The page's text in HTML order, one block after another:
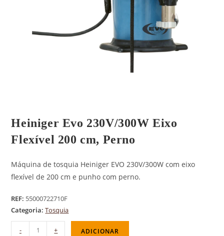
Heiniger Evo 230V/300W Eixo
Flexível 200 cm, Perno
Máquina de tosquia Heiniger EVO 230V/300W com eixo
flexível de 200 cm e punho com perno.
REF: 55000722710F
Categoria:Tosquia
- + ADICIONAR